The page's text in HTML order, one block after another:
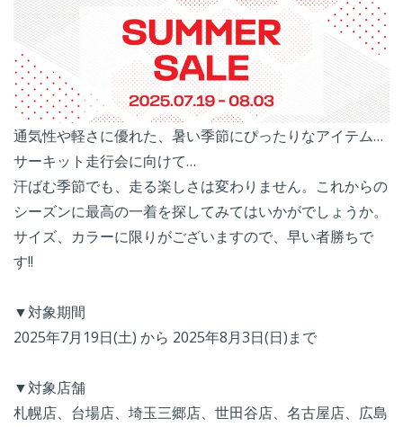
通気性や軽さに優れた、暑い季節にぴったりなアイテム…
サーキット走行会に向けて…
汗ばむ季節でも、走る楽しさは変わりません。これからの
シーズンに最高の一着を探してみてはいかがでしょうか。
サイズ、カラーに限りがございますので、早い者勝ちで
す!!
▼対象期間
2025年7月19日(土) から 2025年8月3日(日)まで
▼対象店舗
札幌店、台場店、埼玉三郷店、世田谷店、名古屋店、広島